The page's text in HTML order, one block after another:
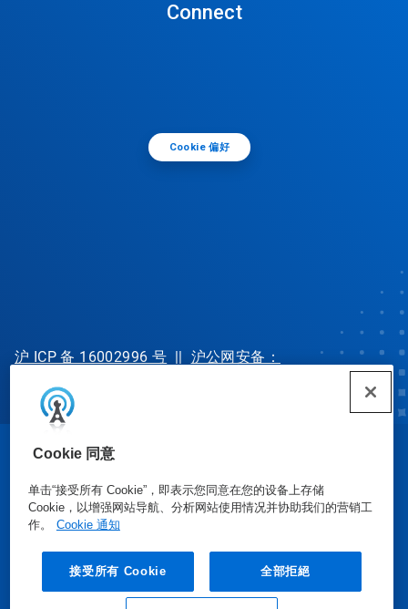
Cookie 同意
单击“接受所有 Cookie”，即表示您同意在您的设备上存储
Cookie，以增强网站导航、分析网站使用情况并协助我们的营销工
作。
Cookie 通知
接受所有 Cookie 全部拒絕
Connect
Cookie 偏好
沪 ICP 备 16002996 号 || 沪公网安备：
31010702002902 号
安全数据表 | 隐私政策|使用条款